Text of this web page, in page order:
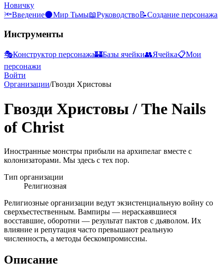
Новичку
🔦Введение🌑Мир Тьмы📖Руководство📝Создание персонажа
Инструменты
🎭Конструктор персонажа🏰Базы ячейки👥Ячейка📋Мои
персонажи
Войти
Организации/Гвозди Христовы
Гвозди Христовы / The Nails
of Christ
Иностранные монстры прибыли на архипелаг вместе с
колонизаторами. Мы здесь с тех пор.
Тип организации
Религиозная
Религиозные организации ведут экзистенциальную войну со
сверхъестественным. Вампиры — нераскаявшиеся
восставшие, оборотни — результат пактов с дьяволом. Их
влияние и репутация часто превышают реальную
численность, а методы бескомпромиссны.
Описание